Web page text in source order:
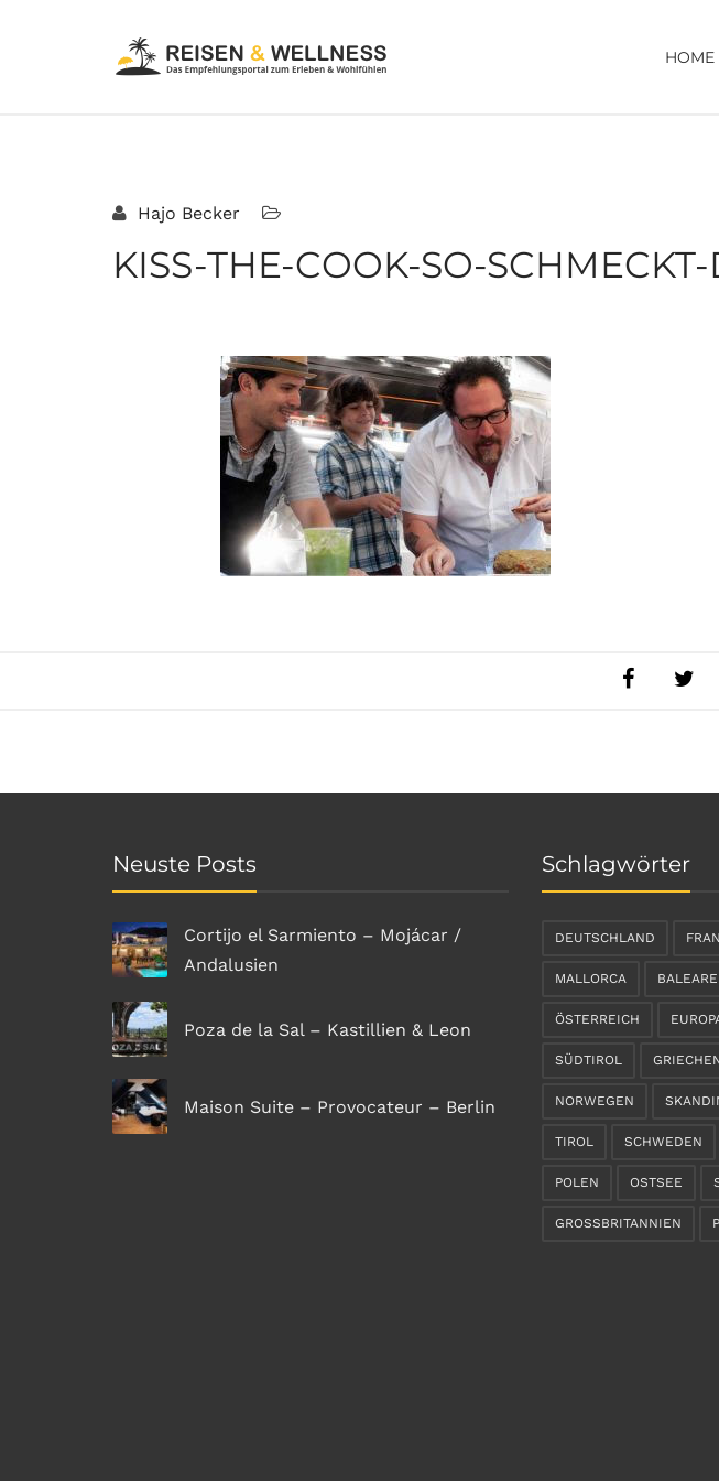
HOME
Hajo Becker
KISS-THE-COOK-SO-
Neuste Posts
Cortijo el Sarmiento – Mojácar /
Andalusien
Poza de la Sal – Kastillien & Leon
Maison Suite – Provocateur – Berlin
Schlagwörter
DEUTSCHLAND
MALLORCA
ÖSTERREICH
SÜDTIROL
NORWEGEN
TIROL SCHWEDEN
POLEN OSTSEE
GROSSBRITANNIEN